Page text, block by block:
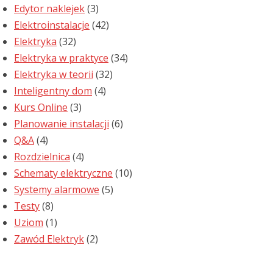
Edytor naklejek(3)
Elektroinstalacje (42)
Elektryka (32)
Elektryka w praktyce (34)
Elektryka w teorii (32)
Inteligentny dom (4)
Kurs Online (3)
Planowanie instalacji (6)
Q&A(4)
Rozdzielnica (4)
Schematy elektryczne (10)
Systemy alarmowe (5)
Testy(8)
Uziom (1)
Zawód Elektryk(2)